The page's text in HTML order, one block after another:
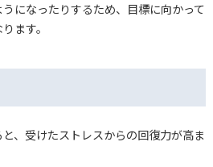
になったりするため、目標に向かって
ます。
、受けたストレスからの回復力が高ま